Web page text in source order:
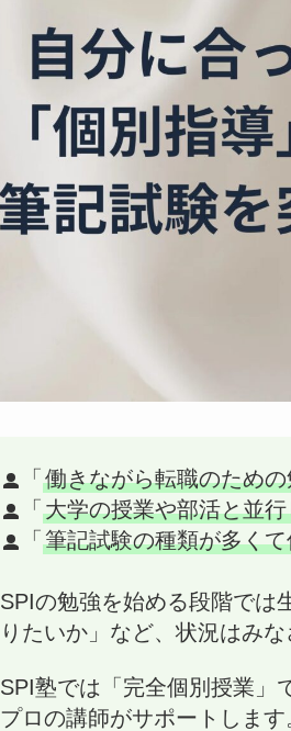
「働きながら転職のため
「大学の授業や部活と並
「筆記試験の種類が多く
SPIの勉強を始める段階では
りたいか」など、状況はみな
SPI塾では「完全個別授業」
プロの講師がサポートします